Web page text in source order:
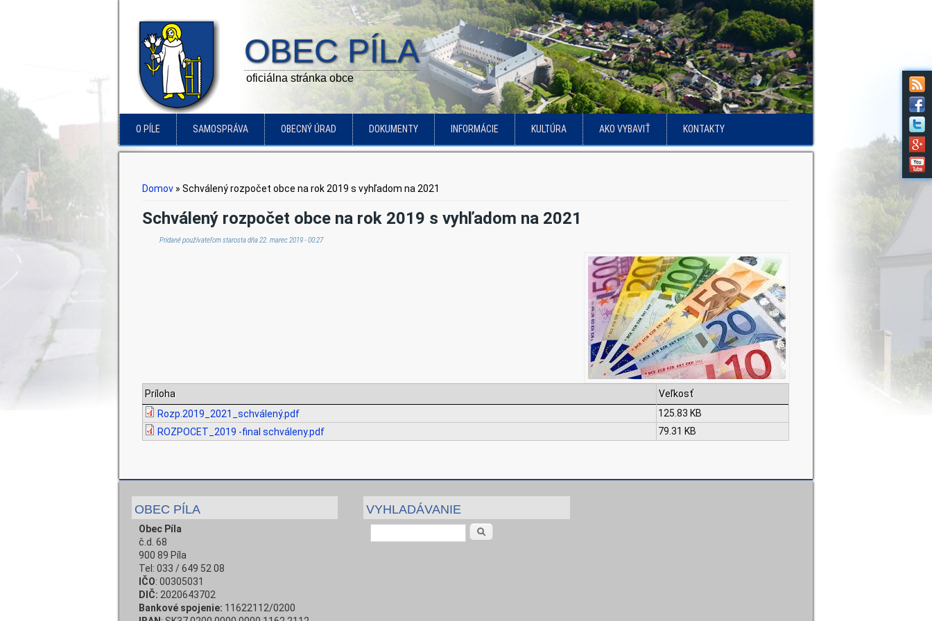
OBEC PÍLA
oficiálna stránka obce
O PÍLE SAMOSPRÁVA OBECNÝ ÚRAD DOKUMENTY INFORMÁCIE KULTÚRA AKO VYBAVIŤ KONTAKTY
Nachádzate sa tu
Domov » Schválený rozpočet obce na rok 2019 s vyhľadom na 2021
Schválený rozpočet obce na rok 2019 s vyhľadom na 2021
Pridané používateľomstarostadňa 22. marec 2019 - 00:27
Príloha
Veľkosť
Rozp.2019_2021_schválený.pdf
125.83 KB
ROZPOCET_2019 -final schváleny.pdf
79.31 KB
OBEC PÍLA
Obec Píla
č.d. 68
900 89 Píla
Tel: 033 / 649 52 08
IČO: 00305031
DIČ: 2020643702
Bankové spojenie: 11622112/0200
VYHLADÁVANIE